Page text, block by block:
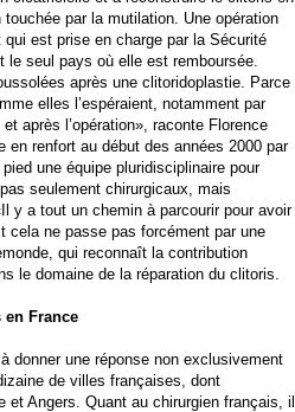
par la mutilation. Une opération
est prise en charge par la Sécurité
le seul pays où elle est remboursée.
après une clitoridoplastie. Parce
elles l’espéraient, notamment par
après l’opération», raconte Florence
en renfort au début des années 2000 par
une équipe pluridisciplinaire pour
seulement chirurgicaux, mais
y a tout un chemin à parcourir pour avoir
cela ne passe pas forcément par une
qui reconnaît la contribution
le domaine de la réparation du clitoris.
en France
donner une réponse non exclusivement
de villes françaises, dont
et Angers. Quant au chirurgien français, il